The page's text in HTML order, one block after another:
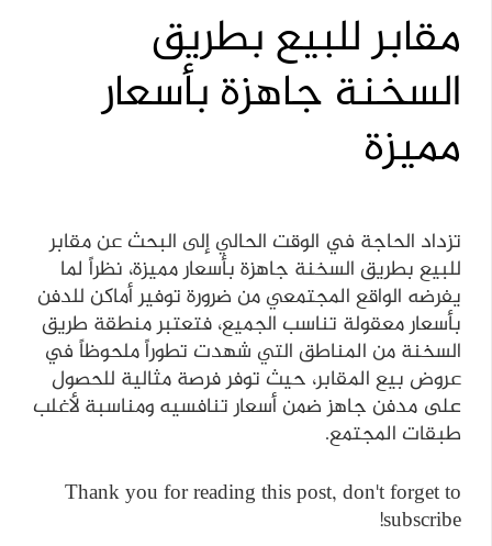
مقابر للبيع بطريق
السخنة جاهزة بأسعار
مميزة
تزداد الحاجة في الوقت الحالي إلى البحث عن مقابر
للبيع بطريق السخنة جاهزة بأسعار مميزة، نظراً لما
يفرضه الواقع المجتمعي من ضرورة توفير أماكن للدفن
بأسعار معقولة تناسب الجميع، فتعتبر منطقة طريق
السخنة من المناطق التي شهدت تطوراً ملحوظاً في
عروض بيع المقابر، حيث توفر فرصة مثالية للحصول
على مدفن جاهز ضمن أسعار تنافسيه ومناسبة لأغلب
طبقات المجتمع.
Thank you for reading this post, don't forget to
subscribe!